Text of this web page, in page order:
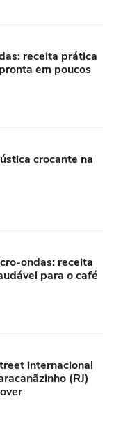
receita prática
em poucos
crocante na
ondas: receita
para o café
internacional
(RJ)